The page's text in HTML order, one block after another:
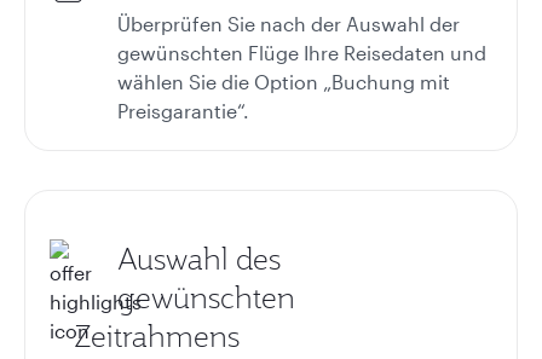
Überprüfen Sie nach der Auswahl der
gewünschten Flüge Ihre Reisedaten und
wählen Sie die Option „Buchung mit
Preisgarantie“.
Auswahl des
gewünschten
Zeitrahmens